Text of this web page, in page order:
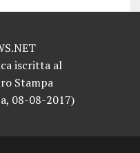
iscritta al
Stampa
08-08-2017)